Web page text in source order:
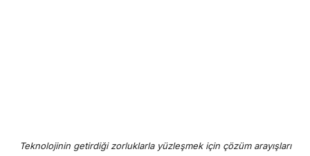
Teknolojinin getirdiği zorluklarla yüzleşmek için çözüm arayışları